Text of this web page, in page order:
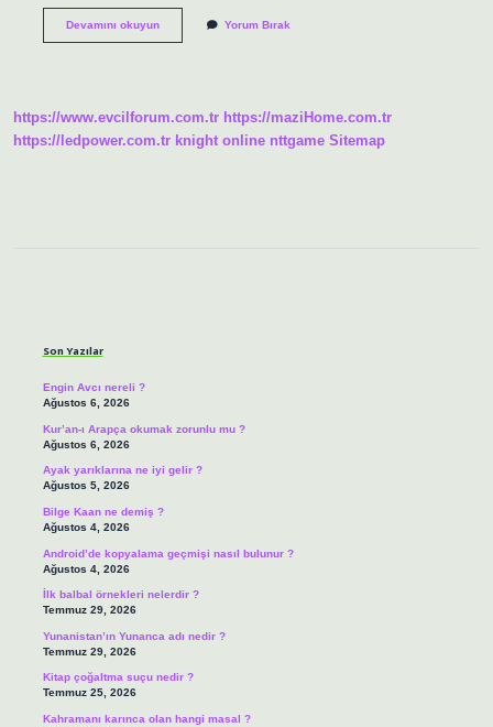
Devamını okuyunAritmetik
Yorum Bırak
https://www.evcilforum.com.tr https://maziHome.com.tr
https://ledpower.com.tr knight online nttgame Sitemap
Son Yazılar
Engin Avcı nereli ?
Ağustos 6, 2026
Kur’an-ı Arapça okumak zorunlu mu ?
Ağustos 6, 2026
Ayak yarıklarına ne iyi gelir ?
Ağustos 5, 2026
Bilge Kaan ne demiş ?
Ağustos 4, 2026
Android’de kopyalama geçmişi nasıl bulunur ?
Ağustos 4, 2026
İlk balbal örnekleri nelerdir ?
Temmuz 29, 2026
Yunanistan’ın Yunanca adı nedir ?
Temmuz 29, 2026
Kitap çoğaltma suçu nedir ?
Temmuz 25, 2026
Kahramanı karınca olan hangi masal ?